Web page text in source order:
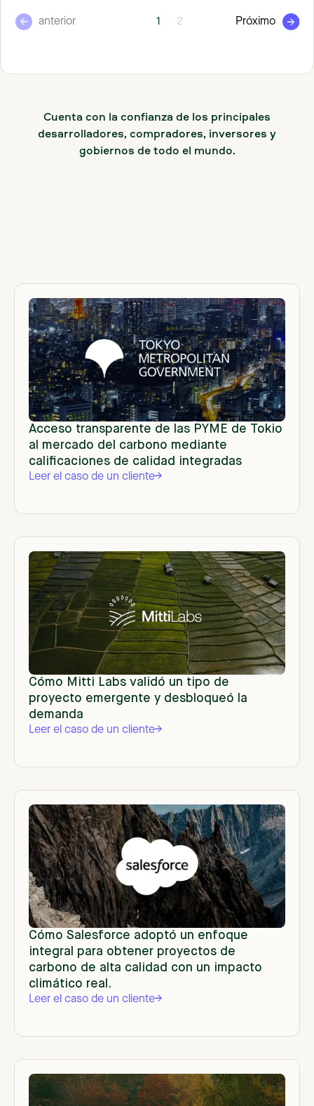
anterior Próximo
1 2
Cuenta con la confianza de los principales
desarrolladores, compradores, inversores y
gobiernos de todo el mundo.
Acceso transparente de las PYME de Tokio
al mercado del carbono mediante
calificaciones de calidad integradas
Leer el caso de un cliente
Cómo Mitti Labs validó un tipo de
proyecto emergente y desbloqueó la
demanda
Leer el caso de un cliente
Cómo Salesforce adoptó un enfoque
integral para obtener proyectos de
carbono de alta calidad con un impacto
climático real.
Leer el caso de un cliente